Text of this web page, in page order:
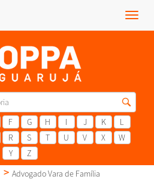
Menu
F G H I J K
L
R S T U V X
W
Y
Z
Advogado Vara de Família